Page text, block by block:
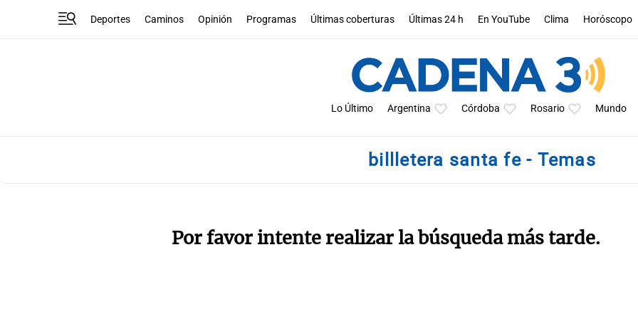
Deportes Caminos Opinión Programas Últimas coberturas Últimas 24 h En YouTube Clima Horóscopo
Lo Último Argentina Córdoba Rosario Mundo
billletera santa fe - Temas
Por favor intente realizar la búsqueda más tarde.